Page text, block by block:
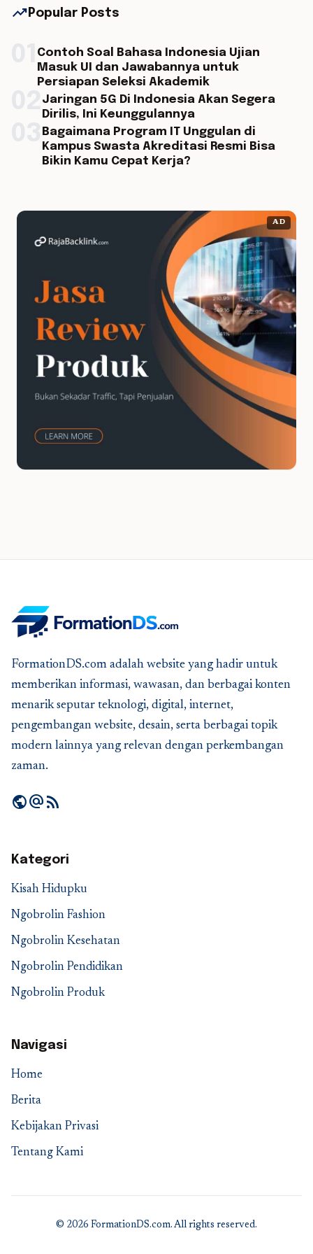
trending_up Popular Posts
Contoh Soal Bahasa Indonesia Ujian
Masuk UI dan Jawabannya untuk
Persiapan Seleksi Akademik
Jaringan 5G Di Indonesia Akan Segera
Dirilis, Ini Keunggulannya
Bagaimana Program IT Unggulan di
Kampus Swasta Akreditasi Resmi Bisa
Bikin Kamu Cepat Kerja?
AD
FormationDS.com adalah website yang hadir untuk
memberikan informasi, wawasan, dan berbagai konten
menarik seputar teknologi, digital, internet,
pengembangan website, desain, serta berbagai topik
modern lainnya yang relevan dengan perkembangan
zaman.
publicalternate_emailrss_feed
Kategori
Kisah Hidupku
Ngobrolin Fashion
Ngobrolin Kesehatan
Ngobrolin Pendidikan
Ngobrolin Produk
Navigasi
Home
Berita
Kebijakan Privasi
Tentang Kami
© 2026 FormationDS.com. All rights reserved.